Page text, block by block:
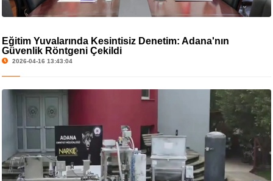
Eğitim Yuvalarında Kesintisiz Denetim: Adana'nın
Güvenlik Röntgeni Çekildi
2026-04-16 13:43:04